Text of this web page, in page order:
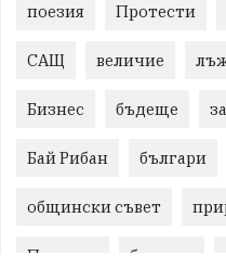
поезия Протести
САЩ величие
Бизнес бъдеще
Бай Рибан българи
общински съвет
Пловдив бюджет